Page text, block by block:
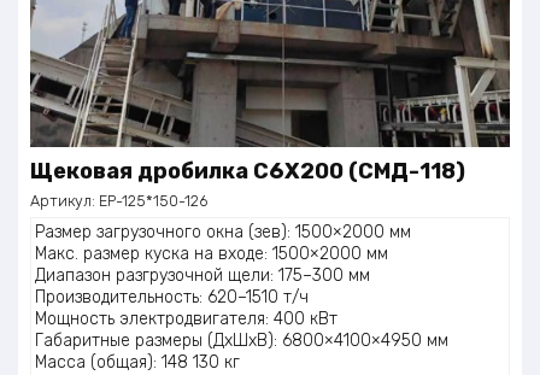
Щековая дробилка C6X200 (СМД-118)
Артикул: EP-125*150-126
Размер загрузочного окна (зев): 1500×2000 мм
Макс. размер куска на входе: 1500×2000 мм
Диапазон разгрузочной щели: 175–300 мм
Производительность: 620–1510 т/ч
Мощность электродвигателя: 400 кВт
Габаритные размеры (ДхШхВ): 6800×4100×4950 мм
Масса (общая): 148 130 кг